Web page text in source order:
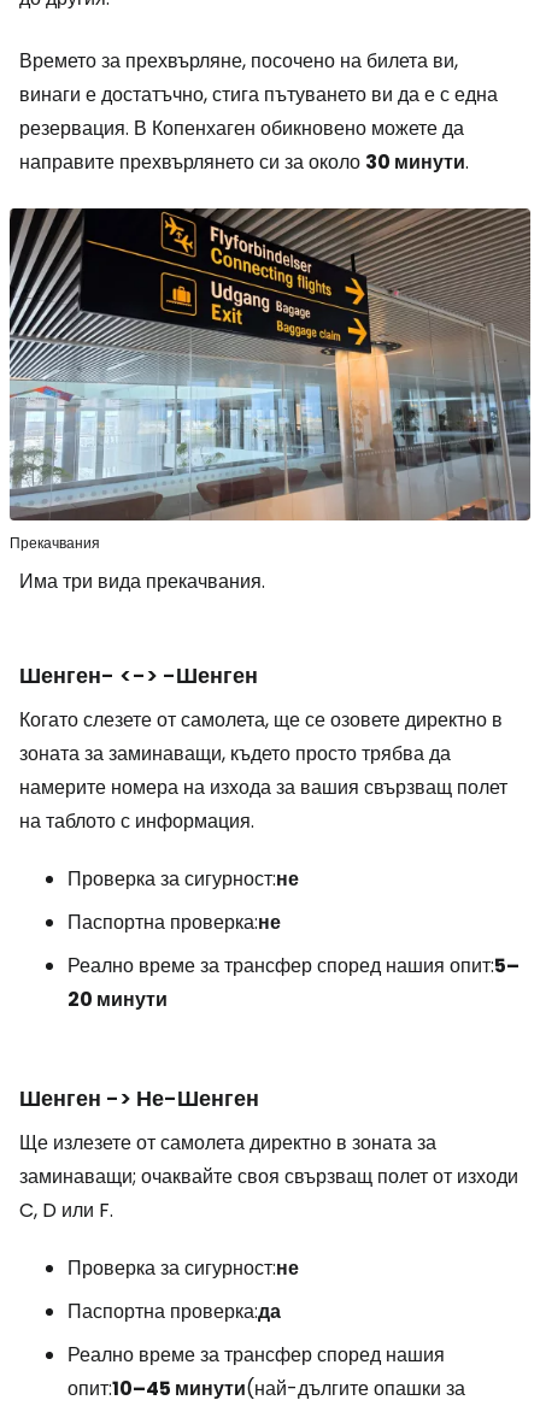
Времето за прехвърляне, посочено на билета ви,
винаги е достатъчно, стига пътуването ви да е с една
резервация. В Копенхаген обикновено можете да
направите прехвърлянето си за около 30 минути.
Прекачвания
Има три вида прекачвания.
Шенген- <-> -Шенген
Когато слезете от самолета, ще се озовете директно в
зоната за заминаващи, където просто трябва да
намерите номера на изхода за вашия свързващ полет
на таблото с информация.
Проверка за сигурност:не
Паспортна проверка:не
Реално време за трансфер според нашия опит:5–
20 минути
Шенген -> Не-Шенген
Ще излезете от самолета директно в зоната за
заминаващи; очаквайте своя свързващ полет от изходи
C, D или F.
Проверка за сигурност:не
Паспортна проверка:да
Реално време за трансфер според нашия
опит:10–45 минути(най-дългите опашки за